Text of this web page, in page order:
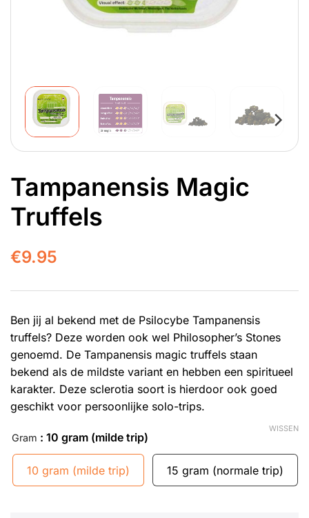
Tampanensis Magic
Truffels
€9.95
Ben jij al bekend met de Psilocybe Tampanensis
truffels? Deze worden ook wel Philosopher’s Stones
genoemd. De Tampanensis magic truffels staan
bekend als de mildste variant en hebben een spiritueel
karakter. Deze sclerotia soort is hierdoor ook goed
geschikt voor persoonlijke solo-trips.
Gram : 10 gram (milde trip)
10 gram (milde trip) 15 gram (normale trip)
WISSEN